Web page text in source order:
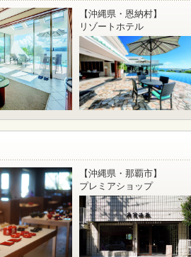
【沖縄県・恩納村】
リゾートホテル
【沖縄県・那覇市】
プレミアショップ